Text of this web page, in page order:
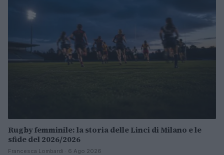
Rugby femminile: la storia delle Linci di Milano e le
sfide del 2026/2026
Francesca Lombardi · 6 Ago 2026